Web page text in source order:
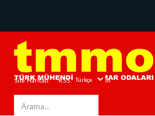
Site Haritası RSS Bize Ulaşın